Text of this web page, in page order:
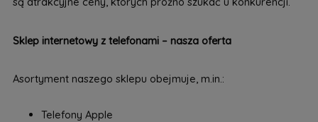
Sklep internetowy z telefonami – nasza oferta
Asortyment naszego sklepu obejmuje, m.in.:
Telefony Apple